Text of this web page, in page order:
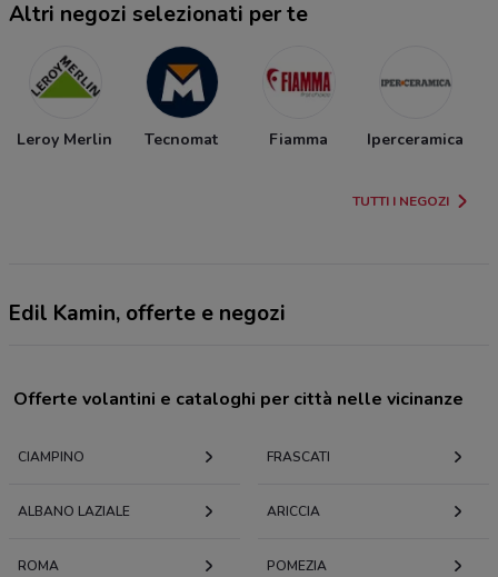
Altri negozi selezionati per te
Leroy Merlin Tecnomat Fiamma Iperceramica
TUTTI I NEGOZI
Edil Kamin, offerte e negozi
Offerte volantini e cataloghi per città nelle vicinanze
CIAMPINO FRASCATI
ALBANO LAZIALE ARICCIA
ROMA POMEZIA